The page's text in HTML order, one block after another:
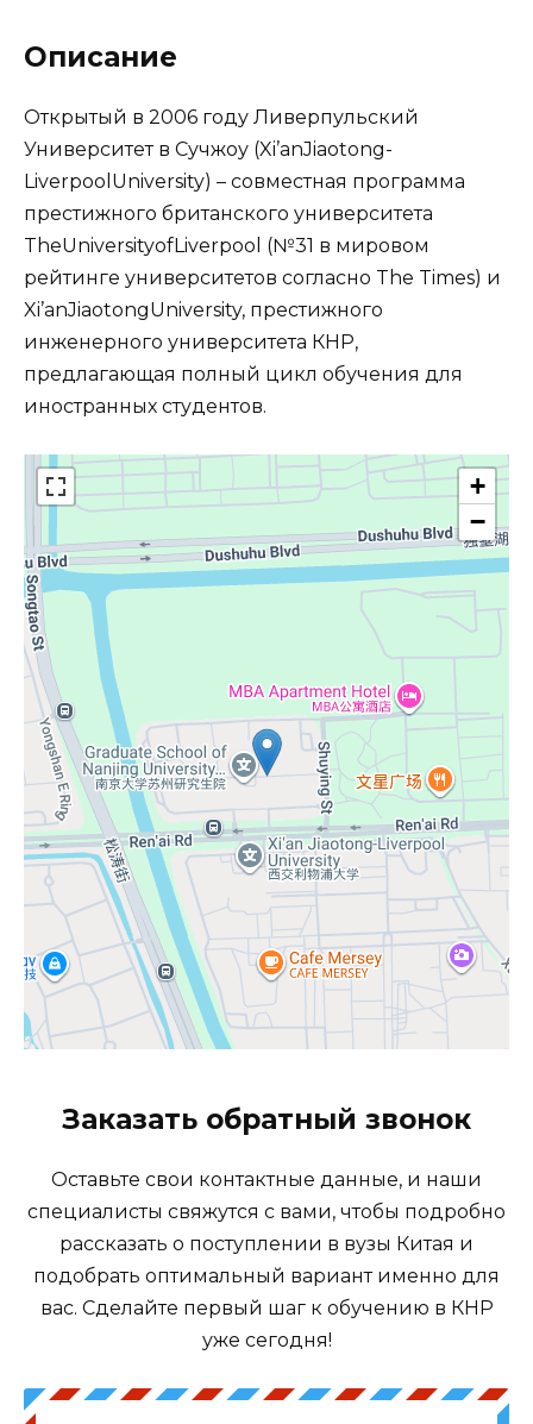
Описание
Открытый в 2006 году Ливерпульский
Университет в Сучжоу (Xi’anJiaotong-
LiverpoolUniversity) – совместная программа
престижного британского университета
TheUniversityofLiverpool (№31 в мировом
рейтинге университетов согласно The Times) и
Xi’anJiaotongUniversity, престижного
инженерного университета КНР,
предлагающая полный цикл обучения для
иностранных студентов.
+
−
Заказать обратный звонок
Оставьте свои контактные данные, и наши
специалисты свяжутся с вами, чтобы подробно
рассказать о поступлении в вузы Китая и
подобрать оптимальный вариант именно для
вас. Сделайте первый шаг к обучению в КНР
уже сегодня!